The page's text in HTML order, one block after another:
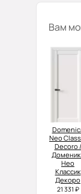
Вам
Neo
Decoro /
Нео
Классик
Декоро
21 331 ₽